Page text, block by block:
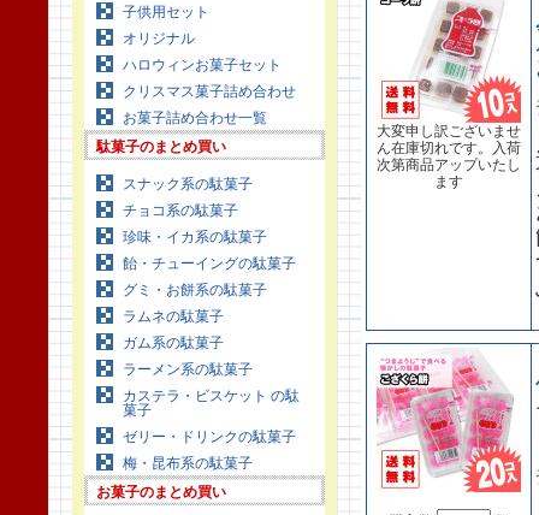
子供用セット
オリジナル
ハロウィンお菓子セット
クリスマス菓子詰め合わせ
お菓子詰め合わせ一覧
駄菓子のまとめ買い
スナック系の駄菓子
チョコ系の駄菓子
珍味・イカ系の駄菓子
飴・チューイングの駄菓子
グミ・お餅系の駄菓子
ラムネの駄菓子
ガム系の駄菓子
ラーメン系の駄菓子
カステラ・ビスケット の駄
菓子
ゼリー・ドリンクの駄菓子
梅・昆布系の駄菓子
お菓子のまとめ買い
大変申し訳ございませ
ん在庫切れです。入荷
次第商品アップいたし
ます